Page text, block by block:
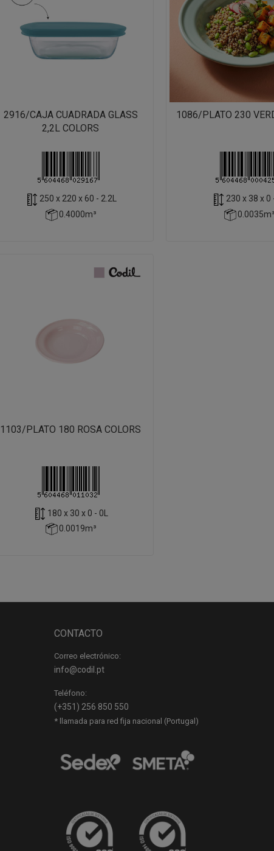
2916/CAJA CUADRADA GLASS
2,2L COLORS
250 x 220 x 60 - 2.2L
0.4000m³
1086/PLATO 230
230 x 38 x 0
0.0035m³
1103/PLATO 180 ROSA COLORS
180 x 30 x 0 - 0L
0.0019m³
CONTACTO
Correo electrónico:
info@codil.pt
Teléfono:
(+351) 256 850 550
* llamada para red fija nacional (Portugal)